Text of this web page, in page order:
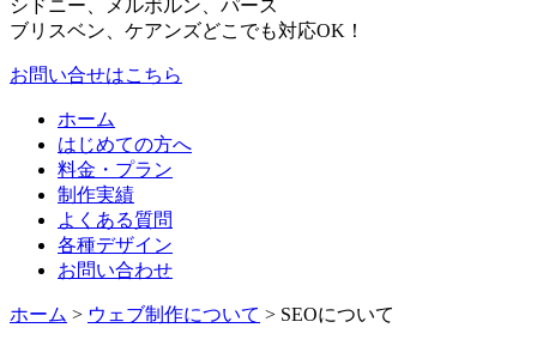
シドニー、メルボルン、パース
ブリスベン、ケアンズどこでも対応OK！
お問い合せはこちら
ホーム
はじめての方へ
料金・プラン
制作実績
よくある質問
各種デザイン
お問い合わせ
ホーム > ウェブ制作について > SEOについて